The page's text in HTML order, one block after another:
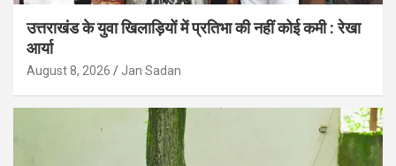
उत्तराखंड के युवा खिलाड़ियों में प्रतिभा की नहीं कोई कमी : रेखा
आर्या
August 8, 2026 Jan Sadan